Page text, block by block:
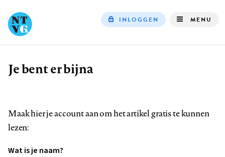
INLOGGEN MENU
Kruimelpad
Je bent er bijna
Maak hier je account aan om het artikel gratis te kunnen
lezen:
Wat is je naam?